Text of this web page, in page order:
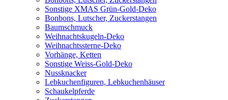
Sonstige XMAS Grün-Gold-Deko
Bonbons, Lutscher, Zuckerstangen
Baumschmuck
Weihnachtskugeln-Deko
Weihnachtssterne-Deko
Vorhänge, Ketten
Sonstige Weiss-Gold-Deko
Nussknacker
Lebkuchenfiguren, Lebkuchenhäuser
Schaukelpferde